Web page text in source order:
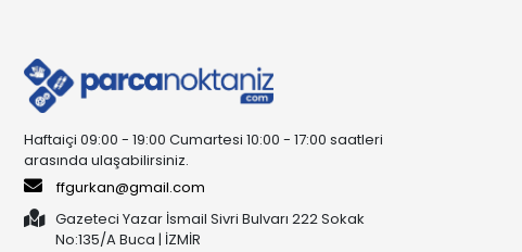
Haftaiçi 09:00 - 19:00 Cumartesi 10:00 - 17:00 saatleri
arasında ulaşabilirsiniz.
ffgurkan@gmail.com
Gazeteci Yazar İsmail Sivri Bulvarı 222 Sokak
No:135/A Buca | İZMİR